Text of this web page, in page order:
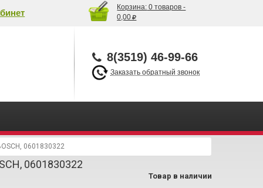
Корзина: 0 товаров -
0,00
8(3519) 46-99-66
Заказать обратный звонок
0601830322
0601830322
Товар в наличии